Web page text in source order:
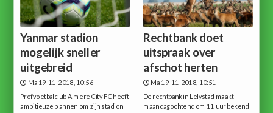
Yanmar stadion
mogelijk sneller
uitgebreid
Ma 19-11-2018, 10:56
Profvoetbalclub Almere City FC heeft
ambitieuze plannen om zijn stadion
Rechtbank doet
uitspraak over
afschot herten
Ma 19-11-2018, 10:51
De rechtbank in Lelystad maakt
maandagochtend om 11 uur bekend